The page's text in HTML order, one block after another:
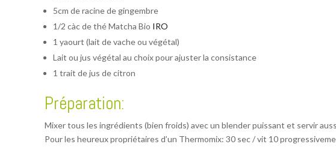
5cm de racine de gingembre
1/2 càc de thé Matcha Bio IRO
1 yaourt (lait de vache ou végétal)
Lait ou jus végétal au choix pour ajuster la consistance
1 trait de jus de citron
Préparation:
Mixer tous les ingrédients (bien froids) avec un blender puissant et servir
Pour les heureux propriétaires d’un Thermomix: 30 sec / vit 10